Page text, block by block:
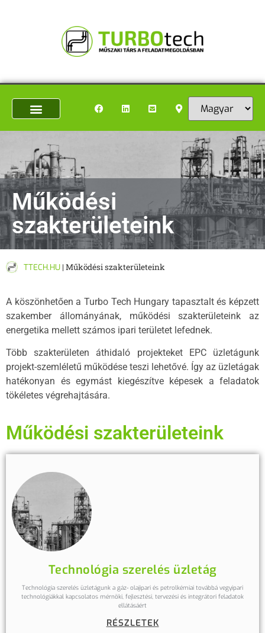
TTECH.HU
Működési
szakterületeink
TTECH.HU | Működési szakterületeink
A köszönhetően a Turbo Tech Hungary tapasztalt és képzett
szakember állományának, működési szakterületeink az
energetika mellett számos ipari területet lefednek.
Több szakterületen áthidaló projekteket EPC üzletágunk
projekt-szemléletű működése teszi lehetővé. Így az üzletágak
hatékonyan és egymást kiegészítve képesek a feladatok
tökéletes végrehajtására.
Működési szakterületeink
Technológia szerelés üzletág
Technológia szerelés üzletágunk a gáz- olajipari és petrolkémiai továbbá vegyipari
technológiákkal kapcsolatos mérnöki, fejlesztési, tervezési és integrátori feladatok
ellátásáért
RÉSZLETEK